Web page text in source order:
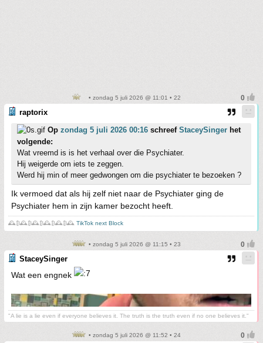
• zondag 5 juli 2026 @ 11:01 • 22
raptorix
Op zondag 5 juli 2026 00:16 schreef StaceySinger het
volgende:
Wat vreemd is is het verhaal over die Psychiater.
Hij weigerde om iets te zeggen.
Werd hij min of meer gedwongen om die psychiater te bezoeken ?
Ik vermoed dat als hij zelf niet naar de Psychiater ging de
Psychiater hem in zijn kamer bezocht heeft.
🕰️₿🕰️₿🕰️₿🕰️₿🕰️₿🕰️ TikTok next Block
• zondag 5 juli 2026 @ 11:15 • 23
StaceySinger
Wat een engnek
"A lie is a lie even if everyone believes it. The truth is the truth even if no one believes it."
• zondag 5 juli 2026 @ 11:52 • 24